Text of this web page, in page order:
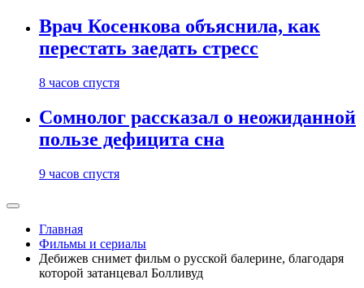
Врач Косенкова объяснила, как
перестать заедать стресс
8 часов спустя
Сомнолог рассказал о неожиданной
пользе дефицита сна
9 часов спустя
Главная
Фильмы и сериалы
Дебижев снимет фильм о русской балерине, благодаря
которой затанцевал Болливуд